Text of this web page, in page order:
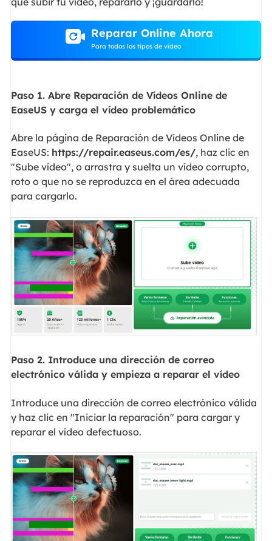
Reparar Online Ahora
Para todos los tipos de vídeo
Paso 1. Abre Reparación de Vídeos Online de
EaseUS y carga el vídeo problemático
Abre la página de Reparación de Vídeos Online de
EaseUS: https://repair.easeus.com/es/, haz clic en
"Sube vídeo", o arrastra y suelta un vídeo corrupto,
roto o que no se reproduzca en el área adecuada
para cargarlo.
Paso 2. Introduce una dirección de correo
electrónico válida y empieza a reparar el vídeo
Introduce una dirección de correo electrónico válida
y haz clic en "Iniciar la reparación" para cargar y
reparar el vídeo defectuoso.